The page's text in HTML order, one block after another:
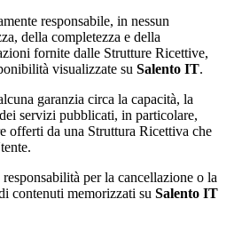
responsabile, in nessun
della completezza e della
fornite dalle Strutture Ricettive,
visualizzate su Salento IT.
garanzia circa la capacità, la
servizi pubblicati, in particolare,
offerti da una Struttura Ricettiva che
per la cancellazione o la
contenuti memorizzati su Salento IT